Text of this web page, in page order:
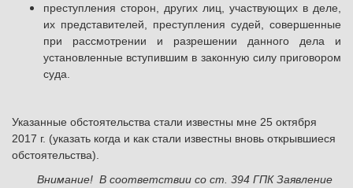
преступления сторон, других лиц, участвующих в деле,
их представителей, преступления судей, совершенные
при рассмотрении и разрешении данного дела и
установленные вступившим в законную силу приговором
суда.
Указанные обстоятельства стали известны мне 25 октября
2017 г. (указать когда и как стали известны вновь открывшиеся
обстоятельства).
Внимание! В соответствии со ст. 394 ГПК Заявление